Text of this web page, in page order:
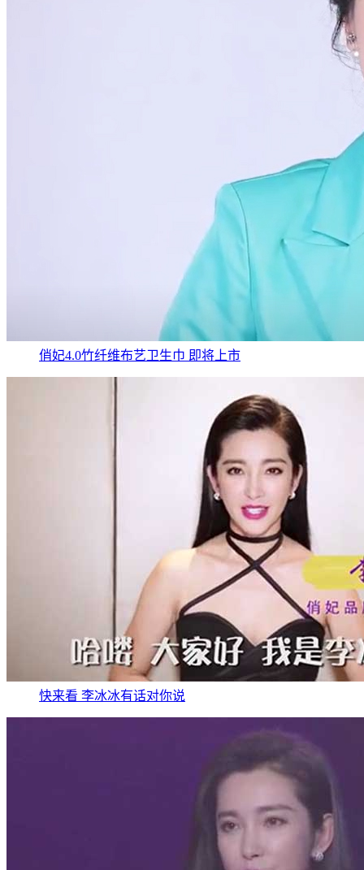
俏妃4.0竹纤维布艺卫生巾 即将上市
快来看 李冰冰有话对你说